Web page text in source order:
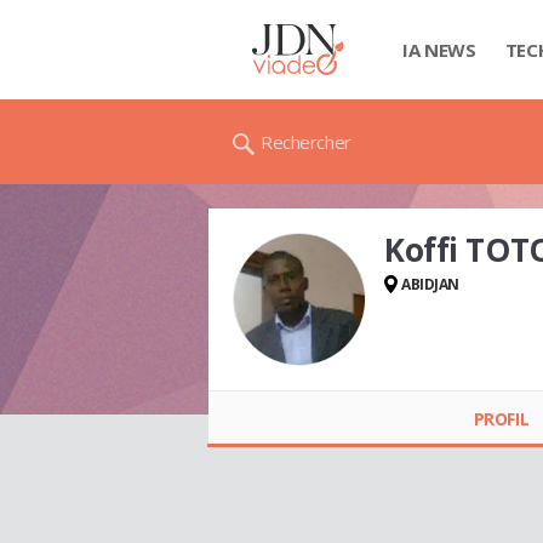
IA NEWS
Rechercher
Koffi
ABIDJAN
PROFIL